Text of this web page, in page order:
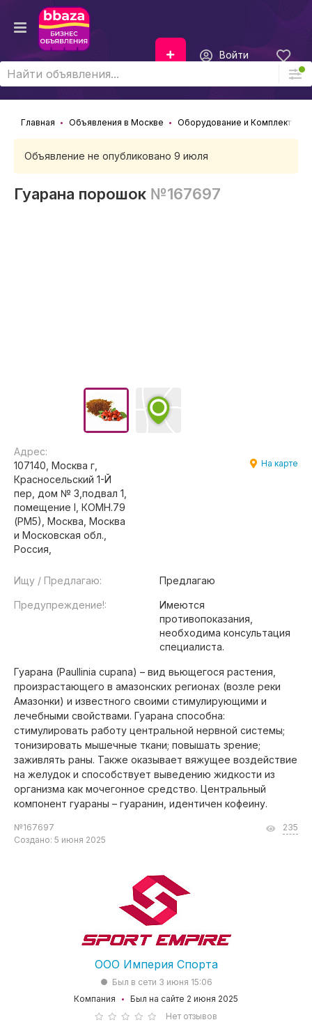
Войти
Главная Объявления в Москве Оборудование и
Объявление не опубликовано 9 июля
Гуарана порошок №167697
Адрес:
107140, Москва г,
Красносельский 1-Й
пер, дом № 3,подвал 1,
помещение I, КОМН.79
(РМ5), Москва, Москва
и Московская обл.,
Россия,
На карте
Ищу / Предлагаю: Предлагаю
Предупреждение!:
Имеются
противопоказания,
необходима консультация
специалиста.
Гуарана (Paullinia cupana) – вид вьющегося растения,
произрастающего в амазонских регионах (возле реки
Амазонки) и известного своими стимулирующими и
лечебными свойствами. Гуарана способна:
стимулировать работу центральной нервной системы;
тонизировать мышечные ткани; повышать зрение;
заживлять раны. Также оказывает вяжущее воздействие
на желудок и способствует выведению жидкости из
организма как мочегонное средство. Центральный
компонент гуараны – гуаранин, идентичен кофеину.
№167697
Создано: 5 июня 2025
235
ООО Империя Спорта
Был в сети 3 июня 15:06
Компания
Был на сайте 2 июня 2025
Нет отзывов